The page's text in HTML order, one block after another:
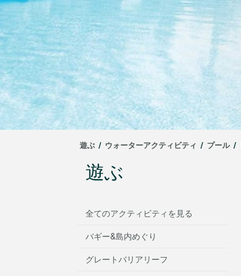
遊ぶ / ウォーターアクティビティ / プール /
遊ぶ
全てのアクティビティを見る
バギー&島内めぐり
グレートバリアリーフ